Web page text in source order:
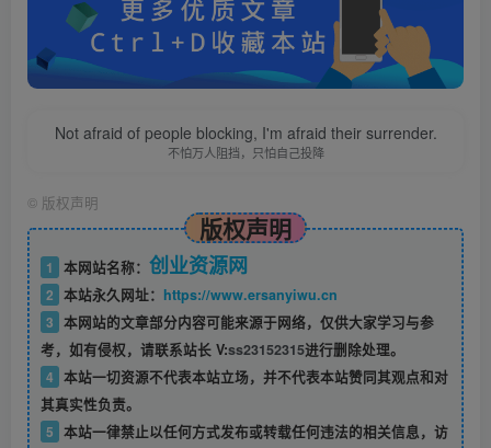
Not afraid of people blocking, I'm afraid their surrender.
不怕万人阻挡，只怕自己投降
© 版权声明
版权声明
1 本网站名称： 创业资源网
2 本站永久网址： https://www.ersanyiwu.cn
3 本网站的文章部分内容可能来源于网络，仅供大家学习与参
考，如有侵权，请联系站长 V:ss23152315进行删除处理。
4 本站一切资源不代表本站立场，并不代表本站赞同其观点和对
其真实性负责。
5 本站一律禁止以任何方式发布或转载任何违法的相关信息，访